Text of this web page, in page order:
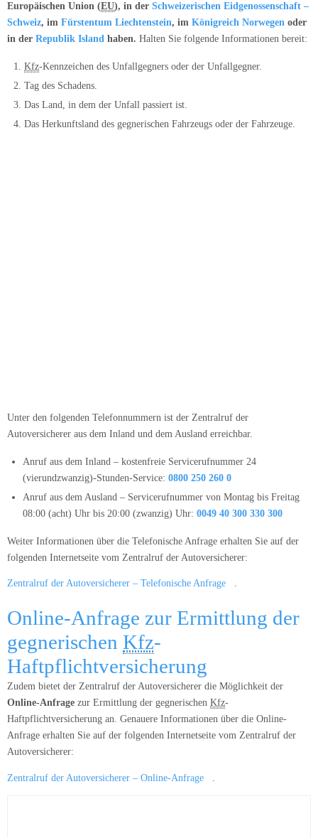
Europäischen Union (EU), in der Schweizerischen Eidgenossenschaft –
Schweiz, im Fürstentum Liechtenstein, im Königreich Norwegen oder
in der Republik Island haben. Halten Sie folgende Informationen bereit:
Kfz-Kennzeichen des Unfallgegners oder der Unfallgegner.
Tag des Schadens.
Das Land, in dem der Unfall passiert ist.
Das Herkunftsland des gegnerischen Fahrzeugs oder der Fahrzeuge.
Unter den folgenden Telefonnummern ist der Zentralruf der
Autoversicherer aus dem Inland und dem Ausland erreichbar.
Anruf aus dem Inland – kostenfreie Servicerufnummer 24
(vierundzwanzig)-Stunden-Service: 0800 250 260 0
Anruf aus dem Ausland – Servicerufnummer von Montag bis Freitag
08:00 (acht) Uhr bis 20:00 (zwanzig) Uhr: 0049 40 300 330 300
Weiter Informationen über die Telefonische Anfrage erhalten Sie auf der
folgenden Internetseite vom Zentralruf der Autoversicherer:
Zentralruf der Autoversicherer – Telefonische Anfrage .
Online-Anfrage zur Ermittlung der
gegnerischen Kfz-
Haftpflichtversicherung
Zudem bietet der Zentralruf der Autoversicherer die Möglichkeit der
Online-Anfrage zur Ermittlung der gegnerischen Kfz-
Haftpflichtversicherung an. Genauere Informationen über die Online-
Anfrage erhalten Sie auf der folgenden Internetseite vom Zentralruf der
Autoversicherer:
Zentralruf der Autoversicherer – Online-Anfrage